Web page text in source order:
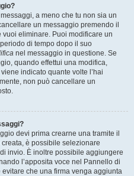
a meno che tu non sia un
un messaggio premendo il
eliminare. Puoi modificare un
di tempo dopo il suo
nel messaggio in questione. Se
quando effettui una modifica,
indicato quante volte l’hai
non può cancellare un
devi prima crearne una tramite il
è possibile selezionare
invio. È inoltre possibile aggiungere
l’apposita voce nel Pannello di
che una firma venga aggiunta